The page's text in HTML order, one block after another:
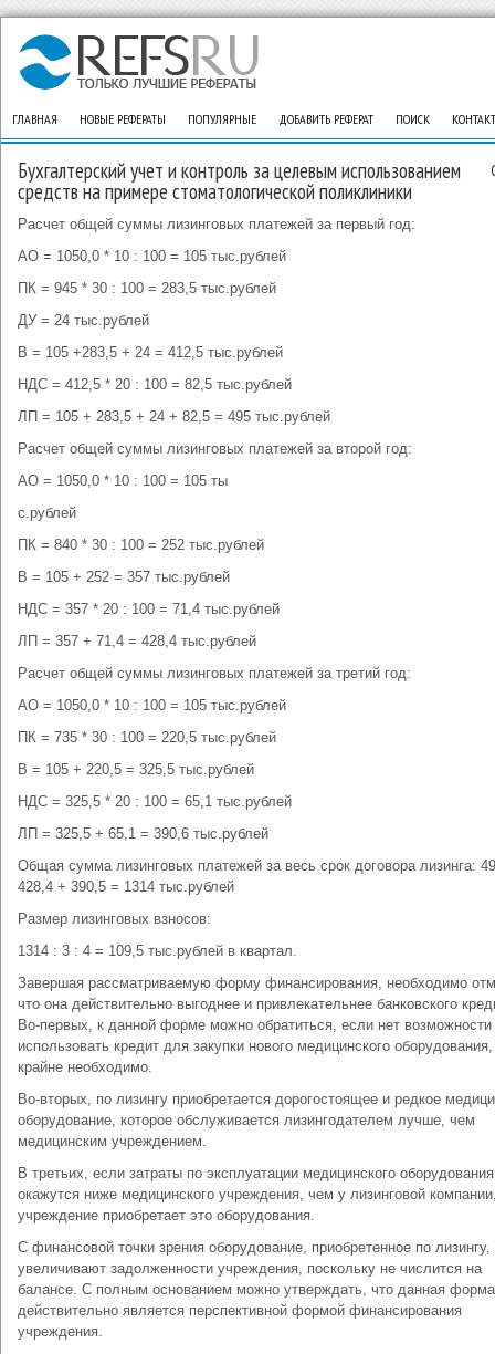
ГЛАВНАЯ НОВЫЕ РЕФЕРАТЫ ПОПУЛЯРНЫЕ ДОБАВИТЬ РЕФЕРАТ ПОИСК
Бухгалтерский учет и контроль за целевым использованием
средств на примере стоматологической поликлиники
Расчет общей суммы лизинговых платежей за первый год:
АО = 1050,0 * 10 : 100 = 105 тыс.рублей
ПК = 945 * 30 : 100 = 283,5 тыс.рублей
ДУ = 24 тыс.рублей
В = 105 +283,5 + 24 = 412,5 тыс.рублей
НДС = 412,5 * 20 : 100 = 82,5 тыс.рублей
ЛП = 105 + 283,5 + 24 + 82,5 = 495 тыс.рублей
Расчет общей суммы лизинговых платежей за второй год:
АО = 1050,0 * 10 : 100 = 105 ты
с.рублей
ПК = 840 * 30 : 100 = 252 тыс.рублей
В = 105 + 252 = 357 тыс.рублей
НДС = 357 * 20 : 100 = 71,4 тыс.рублей
ЛП = 357 + 71,4 = 428,4 тыс.рублей
Расчет общей суммы лизинговых платежей за третий год:
АО = 1050,0 * 10 : 100 = 105 тыс.рублей
ПК = 735 * 30 : 100 = 220,5 тыс.рублей
В = 105 + 220,5 = 325,5 тыс.рублей
НДС = 325,5 * 20 : 100 = 65,1 тыс.рублей
ЛП = 325,5 + 65,1 = 390,6 тыс.рублей
Общая сумма лизинговых платежей за весь срок договора лизинга:
428,4 + 390,5 = 1314 тыс.рублей
Размер лизинговых взносов:
1314 : 3 : 4 = 109,5 тыс.рублей в квартал.
Завершая рассматриваемую форму финансирования, необходимо
что она действительно выгоднее и привлекательнее банковского
Во-первых, к данной форме можно обратиться, если нет возможности
использовать кредит для закупки нового медицинского
крайне необходимо.
Во-вторых, по лизингу приобретается дорогостоящее и редкое
оборудование, которое обслуживается лизингодателем лучше, чем
медицинским учреждением.
В третьих, если затраты по эксплуатации медицинского оборудования
окажутся ниже медицинского учреждения, чем у лизинговой
учреждение приобретает это оборудования.
С финансовой точки зрения оборудование, приобретенное по лизингу,
увеличивают задолженности учреждения, поскольку не числится на
балансе. С полным основанием можно утверждать, что данная форма
действительно является перспективной формой финансирования
учреждения.